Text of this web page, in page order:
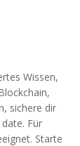
Wissen,
sichere dir
Für
Starte